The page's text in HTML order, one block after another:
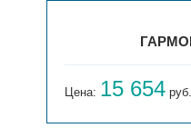
Цена: 15 654 руб.